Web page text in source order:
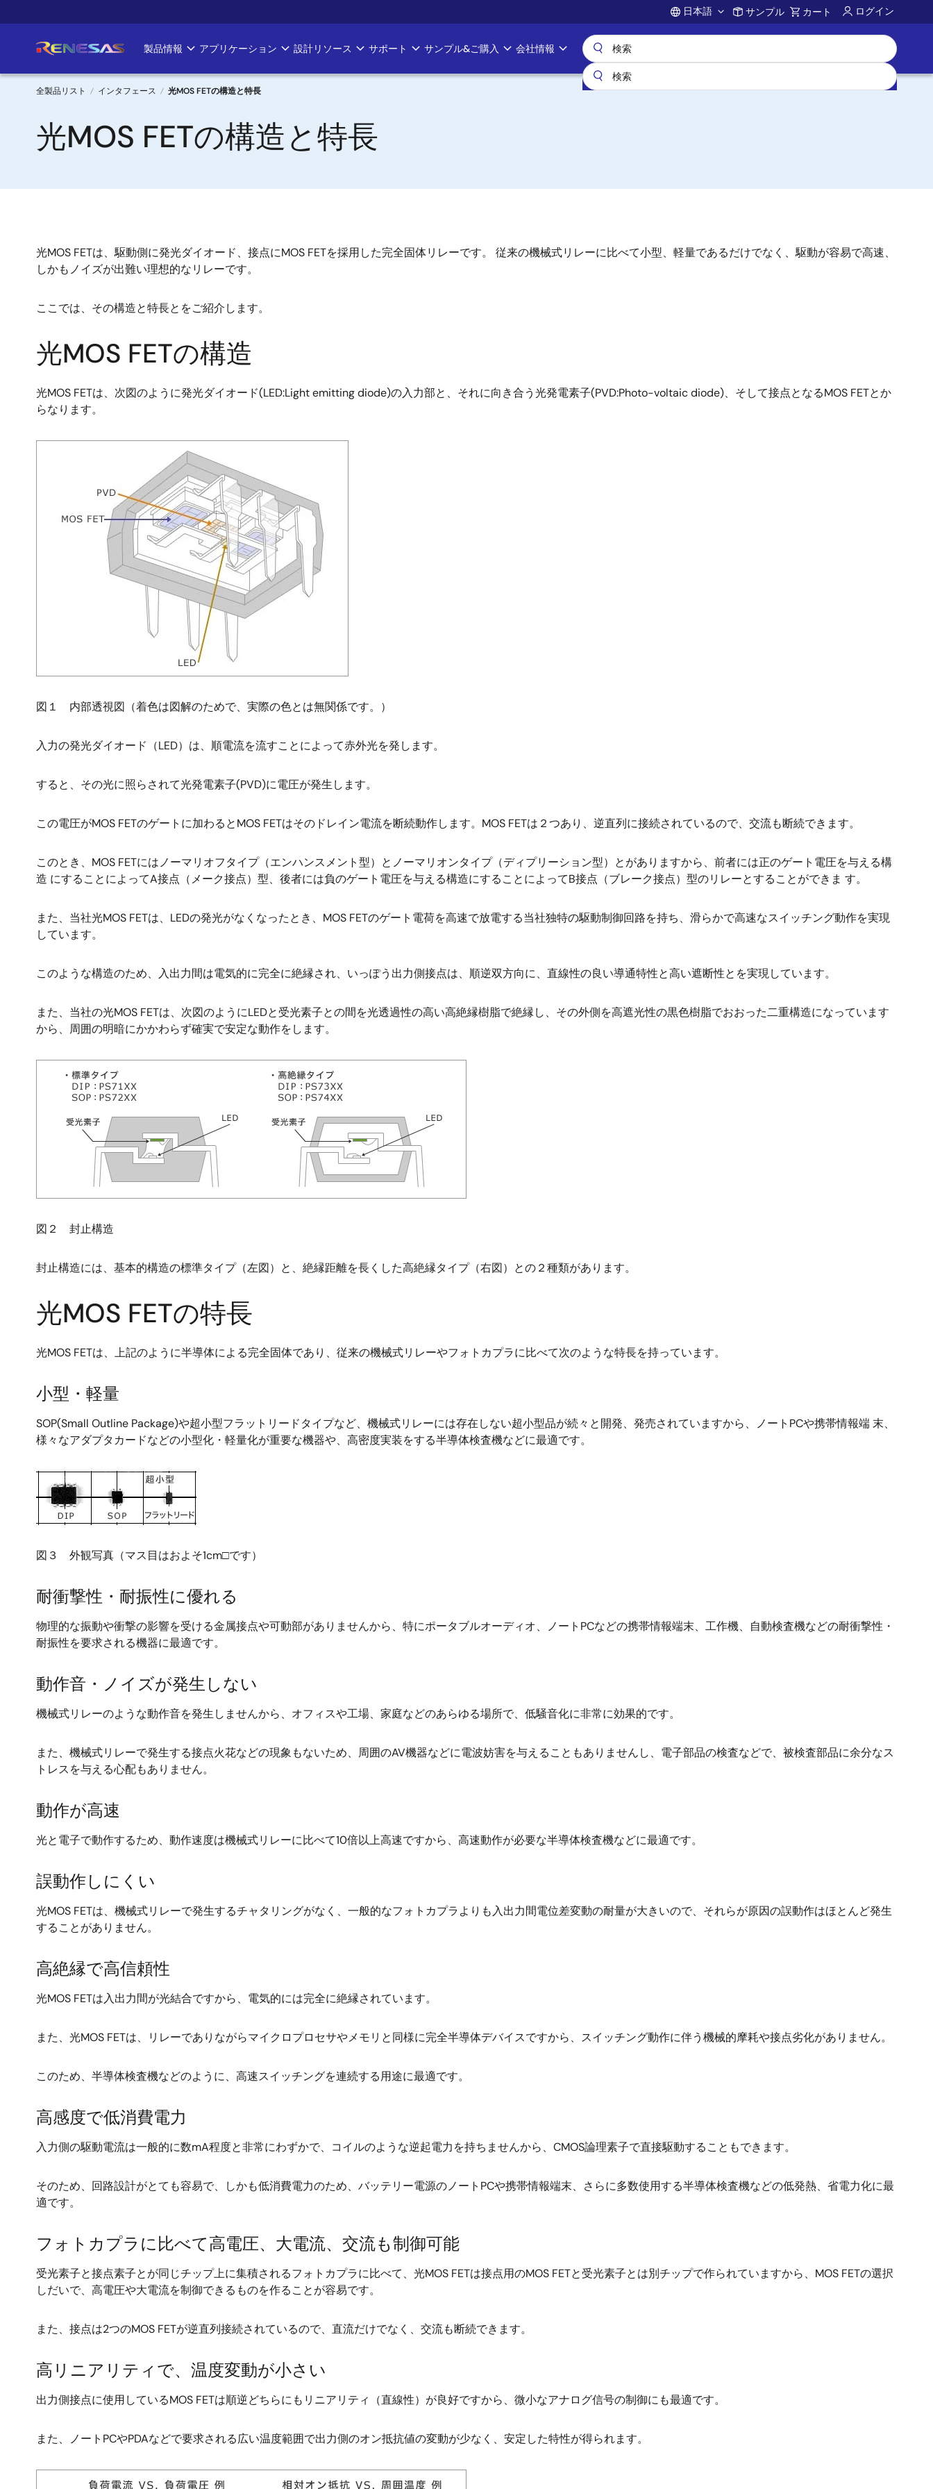
イ
ン
Account
日本語 サンプル カート ログイン
Main
navigation
製品情報 アプリケーション 設計リソース サポート サンプル&ご購入 会社情報
パ
ン
く
全製品リスト インタフェース 光MOS FETの構造と特長
光MOS FETの構造と特長
光MOS FETは、駆動側に発光ダイオード、接点にMOS FETを採用した完全固体リレーです。 従来の機械式リレーに比べて小型、軽量であるだけでなく、駆動が容易で高速、
しかもノイズが出難い理想的なリレーです。
ここでは、その構造と特長とをご紹介します。
光MOS FETの構造
光MOS FETは、次図のように発光ダイオード(LED:Light emitting diode)の入力部と、それに向き合う光発電素子(PVD:Photo-voltaic diode)、そして接点となるMOS FETとか
らなります。
図１ 内部透視図（着色は図解のためで、実際の色とは無関係です。）
入力の発光ダイオード（LED）は、順電流を流すことによって赤外光を発します。
すると、その光に照らされて光発電素子(PVD)に電圧が発生します。
この電圧がMOS FETのゲートに加わるとMOS FETはそのドレイン電流を断続動作します。MOS FETは２つあり、逆直列に接続されているので、交流も断続できます。
このとき、MOS FETにはノーマリオフタイプ（エンハンスメント型）とノーマリオンタイプ（ディプリーション型）とがありますから、前者には正のゲート電圧を与える構
造 にすることによってA接点（メーク接点）型、後者には負のゲート電圧を与える構造にすることによってB接点（ブレーク接点）型のリレーとすることができま す。
また、当社光MOS FETは、LEDの発光がなくなったとき、MOS FETのゲート電荷を高速で放電する当社独特の駆動制御回路を持ち、滑らかで高速なスイッチング動作を実現
しています。
このような構造のため、入出力間は電気的に完全に絶縁され、いっぽう出力側接点は、順逆双方向に、直線性の良い導通特性と高い遮断性とを実現しています。
また、当社の光MOS FETは、次図のようにLEDと受光素子との間を光透過性の高い高絶縁樹脂で絶縁し、その外側を高遮光性の黒色樹脂でおおった二重構造になっています
から、周囲の明暗にかかわらず確実で安定な動作をします。
図２ 封止構造
封止構造には、基本的構造の標準タイプ（左図）と、絶縁距離を長くした高絶縁タイプ（右図）との２種類があります。
光MOS FETの特長
光MOS FETは、上記のように半導体による完全固体であり、従来の機械式リレーやフォトカプラに比べて次のような特長を持っています。
小型・軽量
SOP(Small Outline Package)や超小型フラットリードタイプなど、機械式リレーには存在しない超小型品が続々と開発、発売されていますから、ノートPCや携帯情報端 末、
様々なアダプタカードなどの小型化・軽量化が重要な機器や、高密度実装をする半導体検査機などに最適です。
像
図３ 外観写真（マス目はおよそ1cm□です）
耐衝撃性・耐振性に優れる
物理的な振動や衝撃の影響を受ける金属接点や可動部がありませんから、特にポータブルオーディオ、ノートPCなどの携帯情報端末、工作機、自動検査機などの耐衝撃性・
耐振性を要求される機器に最適です。
動作音・ノイズが発生しない
機械式リレーのような動作音を発生しませんから、オフィスや工場、家庭などのあらゆる場所で、低騒音化に非常に効果的です。
また、機械式リレーで発生する接点火花などの現象もないため、周囲のAV機器などに電波妨害を与えることもありませんし、電子部品の検査などで、被検査部品に余分なス
トレスを与える心配もありません。
動作が高速
光と電子で動作するため、動作速度は機械式リレーに比べて10倍以上高速ですから、高速動作が必要な半導体検査機などに最適です。
誤動作しにくい
光MOS FETは、機械式リレーで発生するチャタリングがなく、一般的なフォトカプラよりも入出力間電位差変動の耐量が大きいので、それらが原因の誤動作はほとんど発生
することがありません。
高絶縁で高信頼性
光MOS FETは入出力間が光結合ですから、電気的には完全に絶縁されています。
また、光MOS FETは、リレーでありながらマイクロプロセサやメモリと同様に完全半導体デバイスですから、スイッチング動作に伴う機械的摩耗や接点劣化がありません。
このため、半導体検査機などのように、高速スイッチングを連続する用途に最適です。
高感度で低消費電力
入力側の駆動電流は一般的に数mA程度と非常にわずかで、コイルのような逆起電力を持ちませんから、CMOS論理素子で直接駆動することもできます。
そのため、回路設計がとても容易で、しかも低消費電力のため、バッテリー電源のノートPCや携帯情報端末、さらに多数使用する半導体検査機などの低発熱、省電力化に最
適です。
フォトカプラに比べて高電圧、大電流、交流も制御可能
受光素子と接点素子とが同じチップ上に集積されるフォトカプラに比べて、光MOS FETは接点用のMOS FETと受光素子とは別チップで作られていますから、MOS FETの選択
しだいで、高電圧や大電流を制御できるものを作ることが容易です。
また、接点は2つのMOS FETが逆直列接続されているので、直流だけでなく、交流も断続できます。
高リニアリティで、温度変動が小さい
出力側接点に使用しているMOS FETは順逆どちらにもリニアリティ（直線性）が良好ですから、微小なアナログ信号の制御にも最適です。
また、ノートPCやPDAなどで要求される広い温度範囲で出力側のオン抵抗値の変動が少なく、安定した特性が得られます。